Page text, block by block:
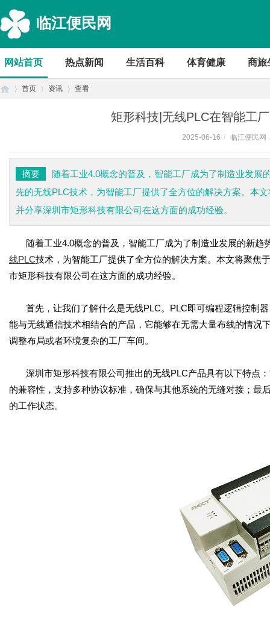
临江便民网
网站首页 热点新闻 生活百科 体育健康 商旅
首页 资讯 查看
矩形科技|无线PLC在智能工
2025-06-16 / 临江便民网
摘要
随着工业4.0概念的普及，智能工厂成为了制造业发
先的无线PLC技术，为智能工厂提供了全方位的解决方案。本
并分享深圳市矩形科技有限公司在这方面的成功经验。
随着工业4.0概念的普及，智能工厂成为了制造业发展的新
线PLC技术，为智能工厂提供了全方位的解决方案。本文将聚焦
市矩形科技有限公司在这方面的成功经验。
首先，让我们了解什么是无线PLC。 PLC即可编程逻辑控制
能与无线通信技术相结合的产品，它能够在无需大量布线的情况
调整布局或者环境复杂的工厂车间。
深圳市矩形科技有限公司推出的无线PLC产品具有以下特点
的兼容性，支持多种协议标准，确保与其他系统的无缝对接；
的工作状态。